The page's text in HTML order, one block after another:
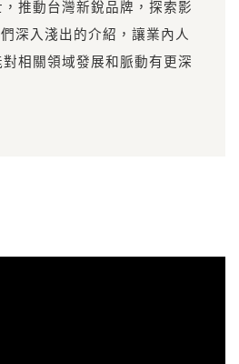
推動台灣新銳品牌，探索影
深入淺出的介紹，讓業內人
相關領域發展和脈動有更深